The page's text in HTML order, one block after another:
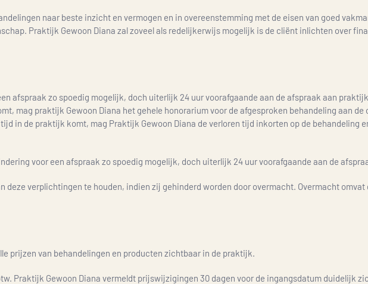
naar beste inzicht en vermogen en in overeenstemming met de eisen van goed
Praktijk Gewoon Diana zal zoveel als redelijkerwijs mogelijk is de cliënt inlichten over
afspraak zo spoedig mogelijk, doch uiterlijk 24 uur voorafgaande aan de afspraak aan
mag praktijk Gewoon Diana het gehele honorarium voor de afgesproken behandeling aan
in de praktijk komt, mag Praktijk Gewoon Diana de verloren tijd inkorten op de behandeling
voor een afspraak zo spoedig mogelijk, doch uiterlijk 24 uur voorafgaande aan de
deze verplichtingen te houden, indien zij gehinderd worden door overmacht. Overmacht
prijzen van behandelingen en producten zichtbaar in de praktijk.
Praktijk Gewoon Diana vermeldt prijswijzigingen 30 dagen voor de ingangsdatum duidelijk